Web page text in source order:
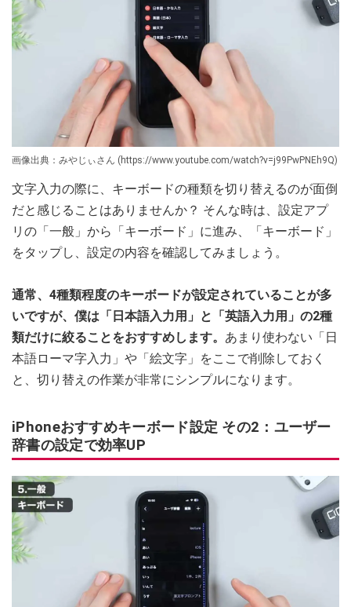
画像出典：みやじぃさん (https://www.youtube.com/watch?v=j99PwPNEh9Q)
文字入力の際に、キーボードの種類を切り替えるのが面倒
だと感じることはありませんか？ そんな時は、設定アプ
リの「一般」から「キーボード」に進み、「キーボード」
をタップし、設定の内容を確認してみましょう。
通常、4種類程度のキーボードが設定されていることが多
いですが、僕は「日本語入力用」と「英語入力用」の2種
類だけに絞ることをおすすめします。 あまり使わない「日
本語ローマ字入力」や「絵文字」をここで削除しておく
と、切り替えの作業が非常にシンプルになります。
iPhoneおすすめキーボード設定 その2：ユーザー
辞書の設定で効率UP